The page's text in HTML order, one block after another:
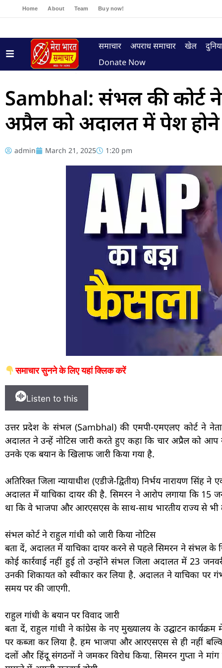
Home About Team Buy now!
समाचार अपराध समाचार खेल
Donate Now
Sambhal: संभल की कोर्ट ने
अप्रैल को अदालत में पेश होने
admin March 21, 2025 1:20 pm
समाचार सुनने के लिए यहां क्लिक करें
Listen to this
उत्तर प्रदेश के संभल (Sambhal) की एमपी-एमएलए कोर्ट ने
अदालत ने उन्हें नोटिस जारी करते हुए कहा कि चार अप्रैल को
उनके एक बयान के खिलाफ जारी किया गया है.
अतिरिक्त जिला न्यायाधीश (एडीजे-द्वितीय) निर्भय नारायण सिंह
अदालत में याचिका दायर की है. सिमरन ने आरोप लगाया कि 15
था कि वे भाजपा और आरएसएस के साथ-साथ भारतीय राज्य से
संभल कोर्ट ने राहुल गांधी को जारी किया नोटिस
बता दें, अदालत में याचिका दायर करने से पहले सिमरन ने संभल के
कोई कार्रवाई नहीं हुई तो उन्होंने संभल जिला अदालत में 23
उनकी शिकायत को स्वीकार कर लिया है. अदालत ने याचिका पर
समय पर की जाएगी.
राहुल गांधी के बयान पर विवाद जारी
बता दें, राहुल गांधी ने कांग्रेस के नए मुख्यालय के उद्घाटन
पर कब्जा कर लिया है. हम भाजपा और आरएसएस से ही नहीं
दलों और हिंदू संगठनों ने जमकर विरोध किया. सिमरन गुप्ता ने